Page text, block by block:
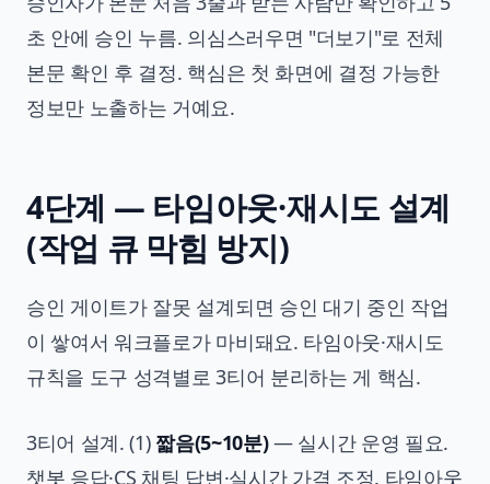
초 안에 승인 누름. 의심스러우면 "더보기"로 전체
본문 확인 후 결정. 핵심은 첫 화면에 결정 가능한
정보만 노출하는 거예요.
4단계 — 타임아웃·재시도 설계
(작업 큐 막힘 방지)
승인 게이트가 잘못 설계되면 승인 대기 중인 작업
이 쌓여서 워크플로가 마비돼요. 타임아웃·재시도
규칙을 도구 성격별로 3티어 분리하는 게 핵심.
3티어 설계. (1) 짧음(5~10분)— 실시간 운영 필요.
챗봇 응답·CS 채팅 답변·실시간 가격 조정. 타임아웃